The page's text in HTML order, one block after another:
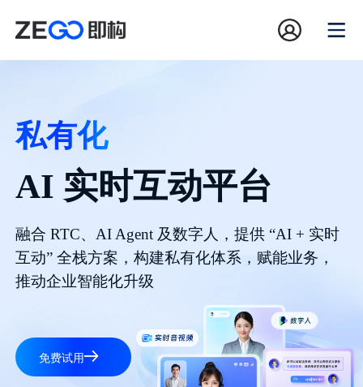
私有化
AI 实时互动平台
融合 RTC、AI Agent 及数字人，提供 “AI + 实时
互动” 全栈方案，构建私有化体系，赋能业务，
推动企业智能化升级
免费试用